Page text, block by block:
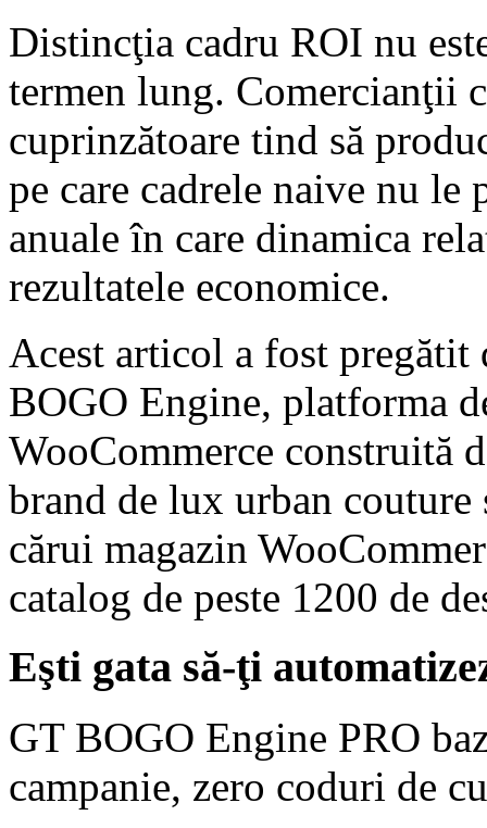
Distincţia cadru ROI nu
termen lung. Comercianţii
cuprinzătoare tind să
pe care cadrele naive nu
anuale în care dinamica
rezultatele economice.
Acest articol a fost pregătit
BOGO Engine, platforma
WooCommerce construită
brand de lux urban
cărui magazin
catalog de peste 1200 de
Eşti gata să-ţi
GT BOGO Engine PRO
campanie, zero coduri de